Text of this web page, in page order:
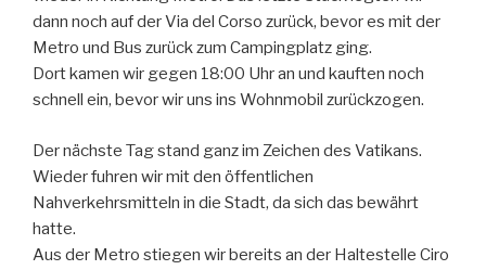
dann noch auf der Via del Corso zurück, bevor es mit der
Metro und Bus zurück zum Campingplatz ging.
Dort kamen wir gegen 18:00 Uhr an und kauften noch
schnell ein, bevor wir uns ins Wohnmobil zurückzogen.
Der nächste Tag stand ganz im Zeichen des Vatikans.
Wieder fuhren wir mit den öffentlichen
Nahverkehrsmitteln in die Stadt, da sich das bewährt
hatte.
Aus der Metro stiegen wir bereits an der Haltestelle Ciro